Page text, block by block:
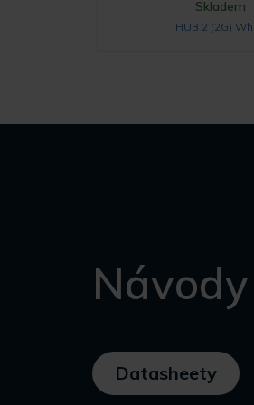
Skladem
HUB 2 (2G)
Datasheety